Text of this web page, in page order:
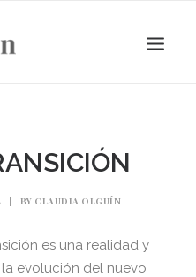
| BY CLAUDIA OLGUÍN
es una realidad y
evolución del nuevo